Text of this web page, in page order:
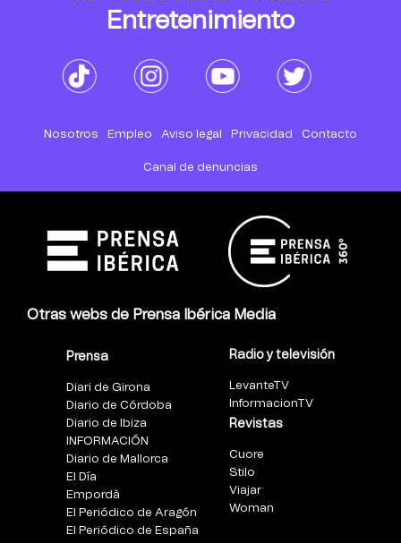
Entretenimiento
Nosotros Empleo Aviso legal Privacidad Contacto
Canal de denuncias
Otras webs de Prensa Ibérica Media
Prensa
Diari de Girona
Diario de Córdoba
Diario de Ibiza
INFORMACIÓN
Diario de Mallorca
El Día
Empordà
El Periódico de Aragón
El Periódico de España
Radio y televisión
LevanteTV
InformacionTV
Revistas
Cuore
Stilo
Viajar
Woman